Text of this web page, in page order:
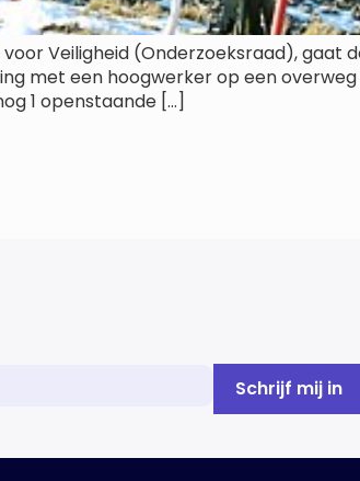
Veiligheid (Onderzoeksraad), gaat
met een hoogwerker op een overweg
1 openstaande […]